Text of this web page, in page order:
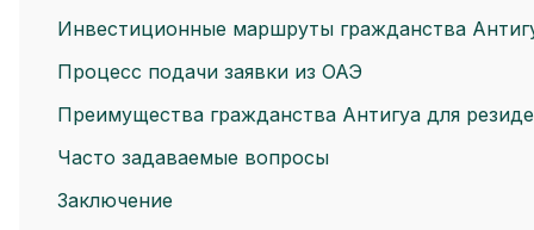
Инвестиционные маршруты гражданства
Процесс подачи заявки из ОАЭ
Преимущества гражданства Антигуа для
Часто задаваемые вопросы
Заключение